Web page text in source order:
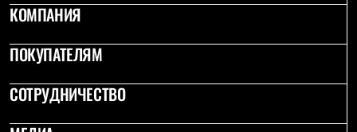
Брюки
Лёгкая одежда
Рубашки
Футболки
Брюки
Термобелье
КОМПАНИЯ
ПОКУПАТЕЛЯМ
СОТРУДНИЧЕСТВО